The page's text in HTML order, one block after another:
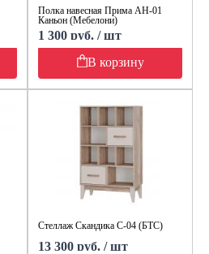
Полка навесная Прима АН-01
Каньон (Мебелони)
1 300 руб. / шт
В корзину
Стеллаж Скандика С-04 (БТС)
13 300 руб. / шт